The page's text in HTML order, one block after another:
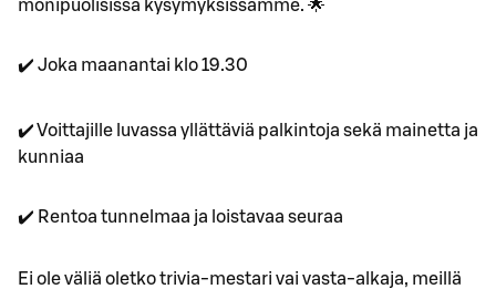
monipuolisissa kysymyksissämme. 🌟
✔️ Joka maanantai klo 19.30
✔️ Voittajille luvassa yllättäviä palkintoja sekä mainetta ja
kunniaa
✔️ Rentoa tunnelmaa ja loistavaa seuraa
Ei ole väliä oletko trivia-mestari vai vasta-alkaja, meillä